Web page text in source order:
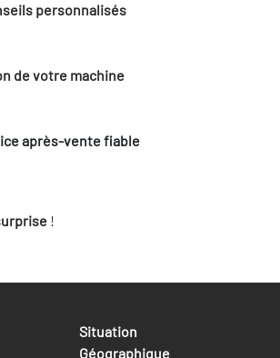
personnalisés
de votre machine
après-vente fiable
!
Situation
Géographique